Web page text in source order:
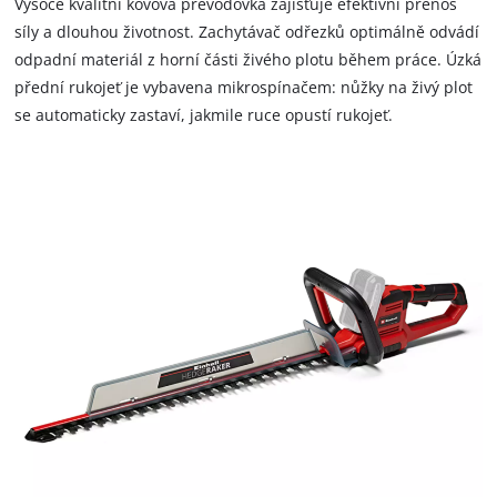
not
disclosed
the
visitor.
add
this
síly a dlouhou životnost. Zachytávač odřezků optimálně odvádí
odpadní materiál z horní části živého plotu během práce. Úzká
přední rukojeť je vybavena mikrospínačem: nůžky na živý plot
se automaticky zastaví, jakmile ruce opustí rukojeť.